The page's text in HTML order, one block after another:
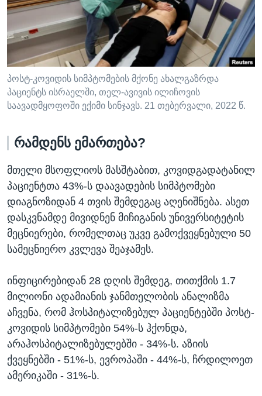
ᲡᲢᲣᲓᲘᲐ ᲕᲐᲨᲘᲜᲒᲢᲝᲜᲘ
ᲔᲙᲝᲜᲝᲛᲘᲙᲐ
ᲯᲐᲜᲛᲠᲗᲔᲚᲝᲑᲐ
ᲛᲔᲪᲜᲘᲔᲠᲔᲑᲐ
ᲘᲜᲢᲔᲠᲕᲘᲣ
ᲙᲣᲚᲢᲣᲠᲐ
ᲓᲔᲖᲘᲜᲤᲝᲠᲛᲐᲪᲘᲐ
Learning English
ᲗᲕᲐᲚᲘ ᲒᲕᲐᲓᲔᲕᲜᲔᲗ
ენები
პოსტ-კოვიდის სიმპტომების მქონე ახალგაზრდა
პაციენტს ისრაელში, თელ-ავივის ილიჩოვის
საავადმყოფოში ექიმი სინჯავს. 21 თებერვალი, 2022 წ.
რამდენს ემართება?
მთელი მსოფლიოს მასშტაბით, კოვიდგადატანილ
პაციენტთა 43%-ს დაავადების სიმპტომები
დიაგნოზიდან 4 თვის შემდეგაც აღენიშნება. ასეთ
დასკვნამდე მივიდნენ მიჩიგანის უნივერსიტეტის
მეცნიერები, რომელთაც უკვე გამოქვეყნებული 50
სამეცნიერო კვლევა შეაჯამეს.
ინფიცირებიდან 28 დღის შემდეგ, თითქმის 1.7
მილიონი ადამიანის ჯანმთელობის ანალიზმა
აჩვენა, რომ ჰოსპიტალიზებულ პაციენტებში პოსტ-
კოვიდის სიმპტომები 54%-ს ჰქონდა,
არაჰოსპიტალიზებულებში - 34%-ს. აზიის
ქვეყნებში - 51%-ს, ევროპაში - 44%-ს, ჩრდილოეთ
ამერიკაში - 31%-ს.